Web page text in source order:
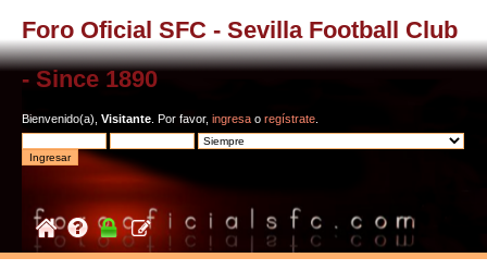
Foro Oficial SFC - Sevilla Football Club
- Since 1890
Bienvenido(a), Visitante . Por favor, ingresa o regístrate